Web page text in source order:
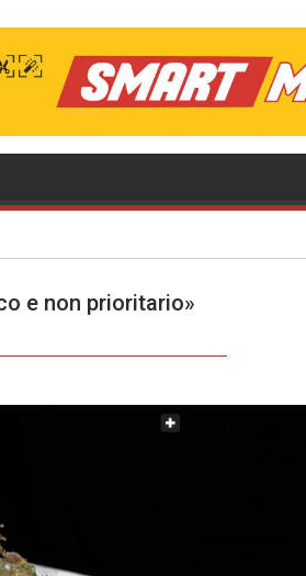
e non prioritario»